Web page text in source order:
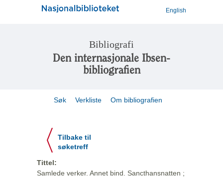
English
Bibliografi
Den internasjonale Ibsen-
bibliografien
Søk Verkliste Om bibliografien
Tilbake til
søketreff
Tittel:
Samlede verker. Annet bind. Sancthansnatten ;